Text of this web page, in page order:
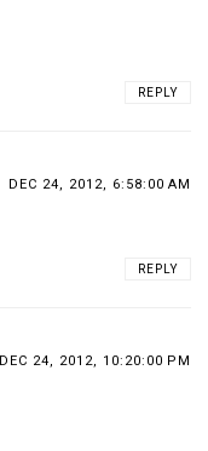
REPLY
DEC 24, 2012, 6:58:00 AM
REPLY
DEC 24, 2012, 10:20:00 PM